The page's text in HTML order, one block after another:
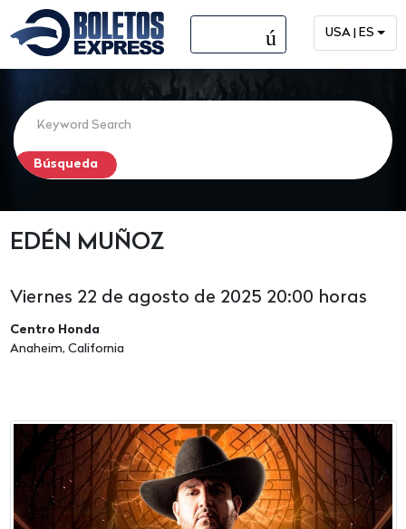
menú USA | ES
EDÉN MUÑOZ
Viernes 22 de agosto de 2025 20:00 horas
Centro Honda
Anaheim, California